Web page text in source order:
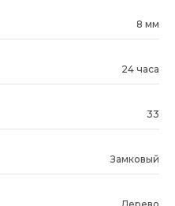
8 мм
24 часа
33
Замковый